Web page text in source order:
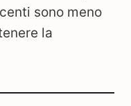
sono meno
la